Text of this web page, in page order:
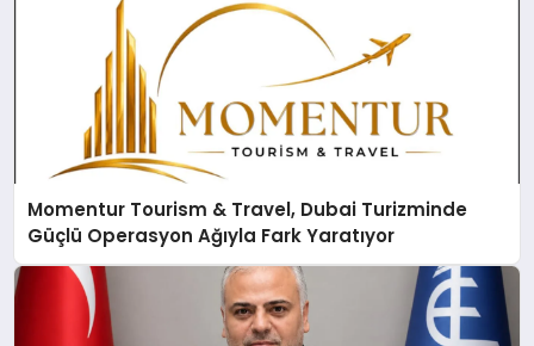
Momentur Tourism & Travel, Dubai Turizminde
Güçlü Operasyon Ağıyla Fark Yaratıyor